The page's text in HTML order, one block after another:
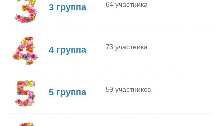
3 группа 64 участника
4 группа 73 участника
5 группа 59 участников